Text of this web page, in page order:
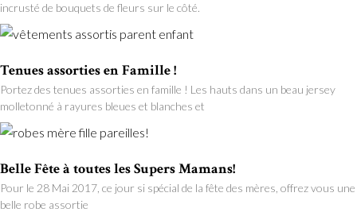
incrusté de bouquets de fleurs sur le côté.
Tenues assorties en Famille !
Portez des tenues assorties en famille ! Les hauts dans un beau jersey
molletonné à rayures bleues et blanches et
Belle Fête à toutes les Supers Mamans!
Pour le 28 Mai 2017, ce jour si spécial de la fête des mères, offrez vous une
belle robe assortie